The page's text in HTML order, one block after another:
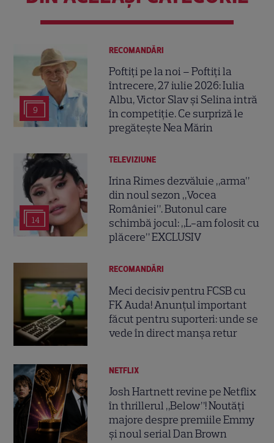
9
RECOMANDĂRI
Poftiți pe la noi – Poftiți la
întrecere, 27 iulie 2026: Iulia
Albu, Victor Slav și Selina intră
în competiție. Ce surpriză le
pregătește Nea Mărin
14
TELEVIZIUNE
Irina Rimes dezvăluie „arma”
din noul sezon „Vocea
României”. Butonul care
schimbă jocul: „L-am folosit cu
plăcere” EXCLUSIV
RECOMANDĂRI
Meci decisiv pentru FCSB cu
FK Auda! Anunțul important
făcut pentru suporteri: unde se
vede în direct manșa retur
NETFLIX
Josh Hartnett revine pe Netflix
în thrillerul „Below”! Noutăți
majore despre premiile Emmy
și noul serial Dan Brown